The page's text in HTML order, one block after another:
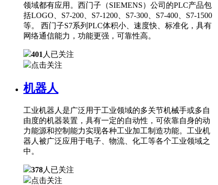
领域都有应用。西门子（SIEMENS）公司的PLC产品包
括LOGO、S7-200、S7-1200、S7-300、S7-400、S7-1500
等。 西门子S7系列PLC体积小、速度快、标准化，具有
网络通信能力，功能更强，可靠性高。
401 人已关注
点击关注
机器人
工业机器人是广泛用于工业领域的多关节机械手或多自
由度的机器装置，具有一定的自动性，可依靠自身的动
力能源和控制能力实现各种工业加工制造功能。工业机
器人被广泛应用于电子、物流、化工等各个工业领域之
中。
378人已关注
点击关注